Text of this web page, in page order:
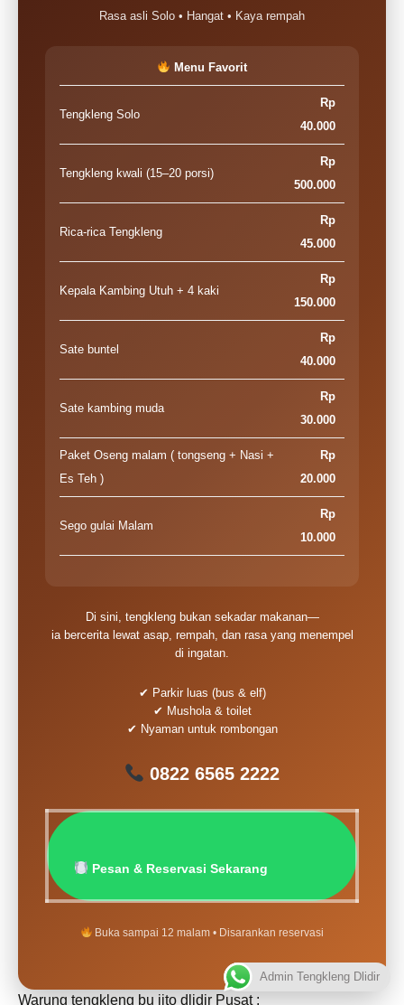
Rasa asli Solo • Hangat • Kaya rempah
Menu Favorit
Tengkleng Solo
Rp
40.000
Tengkleng kwali (15–20 porsi)
Rp
500.000
Rica-rica Tengkleng
Rp
45.000
Kepala Kambing Utuh + 4 kaki
Rp
150.000
Sate buntel
Rp
40.000
Sate kambing muda
Rp
30.000
Paket Oseng malam ( tongseng + Nasi +
Es Teh )
Rp
20.000
Sego gulai Malam
Rp
10.000
Di sini, tengkleng bukan sekadar makanan—
ia bercerita lewat asap, rempah, dan rasa yang menempel
di ingatan.
✔ Parkir luas (bus & elf)
✔ Mushola & toilet
✔ Nyaman untuk rombongan
0822 6565 2222
Pesan & Reservasi Sekarang
Buka sampai 12 malam • Disarankan reservasi
Warung tengkleng bu jito dlidir Pusat :
Admin Tengkleng Dlidir